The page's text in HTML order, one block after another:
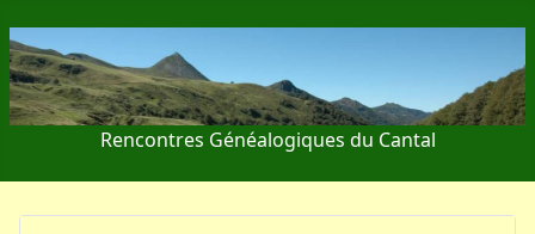
Rencontres Généalogiques du Cantal